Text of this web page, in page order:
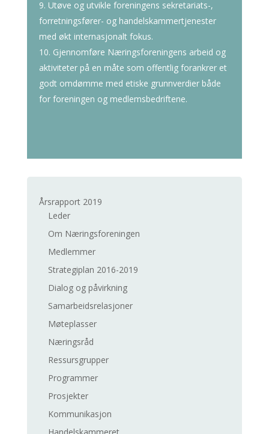
Utøve og utvikle foreningens sekretariats-,
forretningsfører- og handelskammertjenester
med økt internasjonalt fokus.
Gjennomføre Næringsforeningens arbeid og
aktiviteter på en måte som offentlig forankrer et
godt omdømme med etiske grunnverdier både
for foreningen og medlemsbedriftene.
Årsrapport 2019
Leder
Om Næringsforeningen
Medlemmer
Strategiplan 2016-2019
Dialog og påvirkning
Samarbeidsrelasjoner
Møteplasser
Næringsråd
Ressursgrupper
Programmer
Prosjekter
Kommunikasjon